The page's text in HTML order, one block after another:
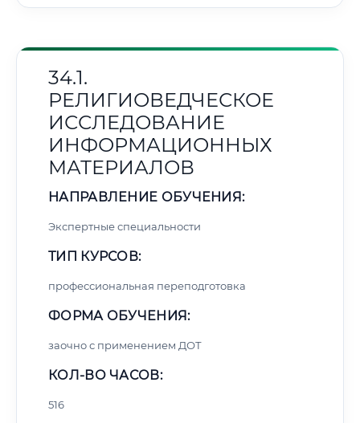
34.1.
РЕЛИГИОВЕДЧЕСКОЕ
ИССЛЕДОВАНИЕ
ИНФОРМАЦИОННЫХ
МАТЕРИАЛОВ
НАПРАВЛЕНИЕ ОБУЧЕНИЯ:
Экспертные специальности
ТИП КУРСОВ:
профессиональная переподготовка
ФОРМА ОБУЧЕНИЯ:
заочно с применением ДОТ
КОЛ-ВО ЧАСОВ:
516